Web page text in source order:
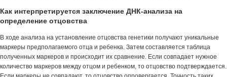
Как интерпретируется заключение ДНК-анализа на
определение отцовства
В ходе анализа на установление отцовства генетики получают уникальные
маркеры предполагаемого отца и ребенка. Затем составляется таблица
полученных маркеров и происходит их сравнение. Если совпадает нужное
количество маркеров между отцом и ребенком, то отцовство подтверждается.